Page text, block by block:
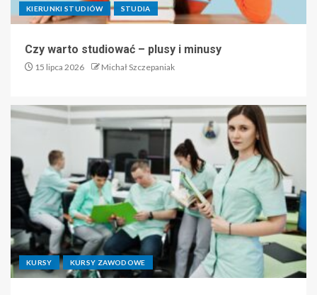
KIERUNKI STUDIÓW STUDIA
Czy warto studiować – plusy i minusy
15 lipca 2026 Michał Szczepaniak
KURSY KURSY ZAWODOWE